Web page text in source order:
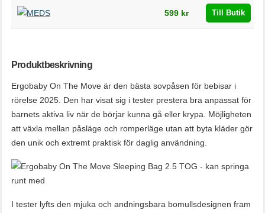
599 kr Till Butik
Produktbeskrivning
Ergobaby On The Move är den bästa sovpåsen för bebisar i
rörelse 2025. Den har visat sig i tester prestera bra anpassat för
barnets aktiva liv när de börjar kunna gå eller krypa​. Möjligheten
att växla mellan påsläge och romperläge utan att byta kläder gör
den unik och extremt praktisk för daglig användning.
I tester lyfts den mjuka och andningsbara bomullsdesignen fram